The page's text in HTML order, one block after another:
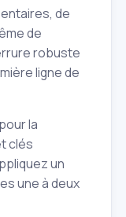
de
de
robuste
ligne de
la
clés
un
une à deux